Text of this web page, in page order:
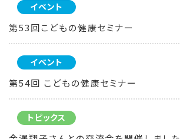
イベント
第53回こどもの健康セミナー
イベント
第54回 こどもの健康セミナー
トピックス